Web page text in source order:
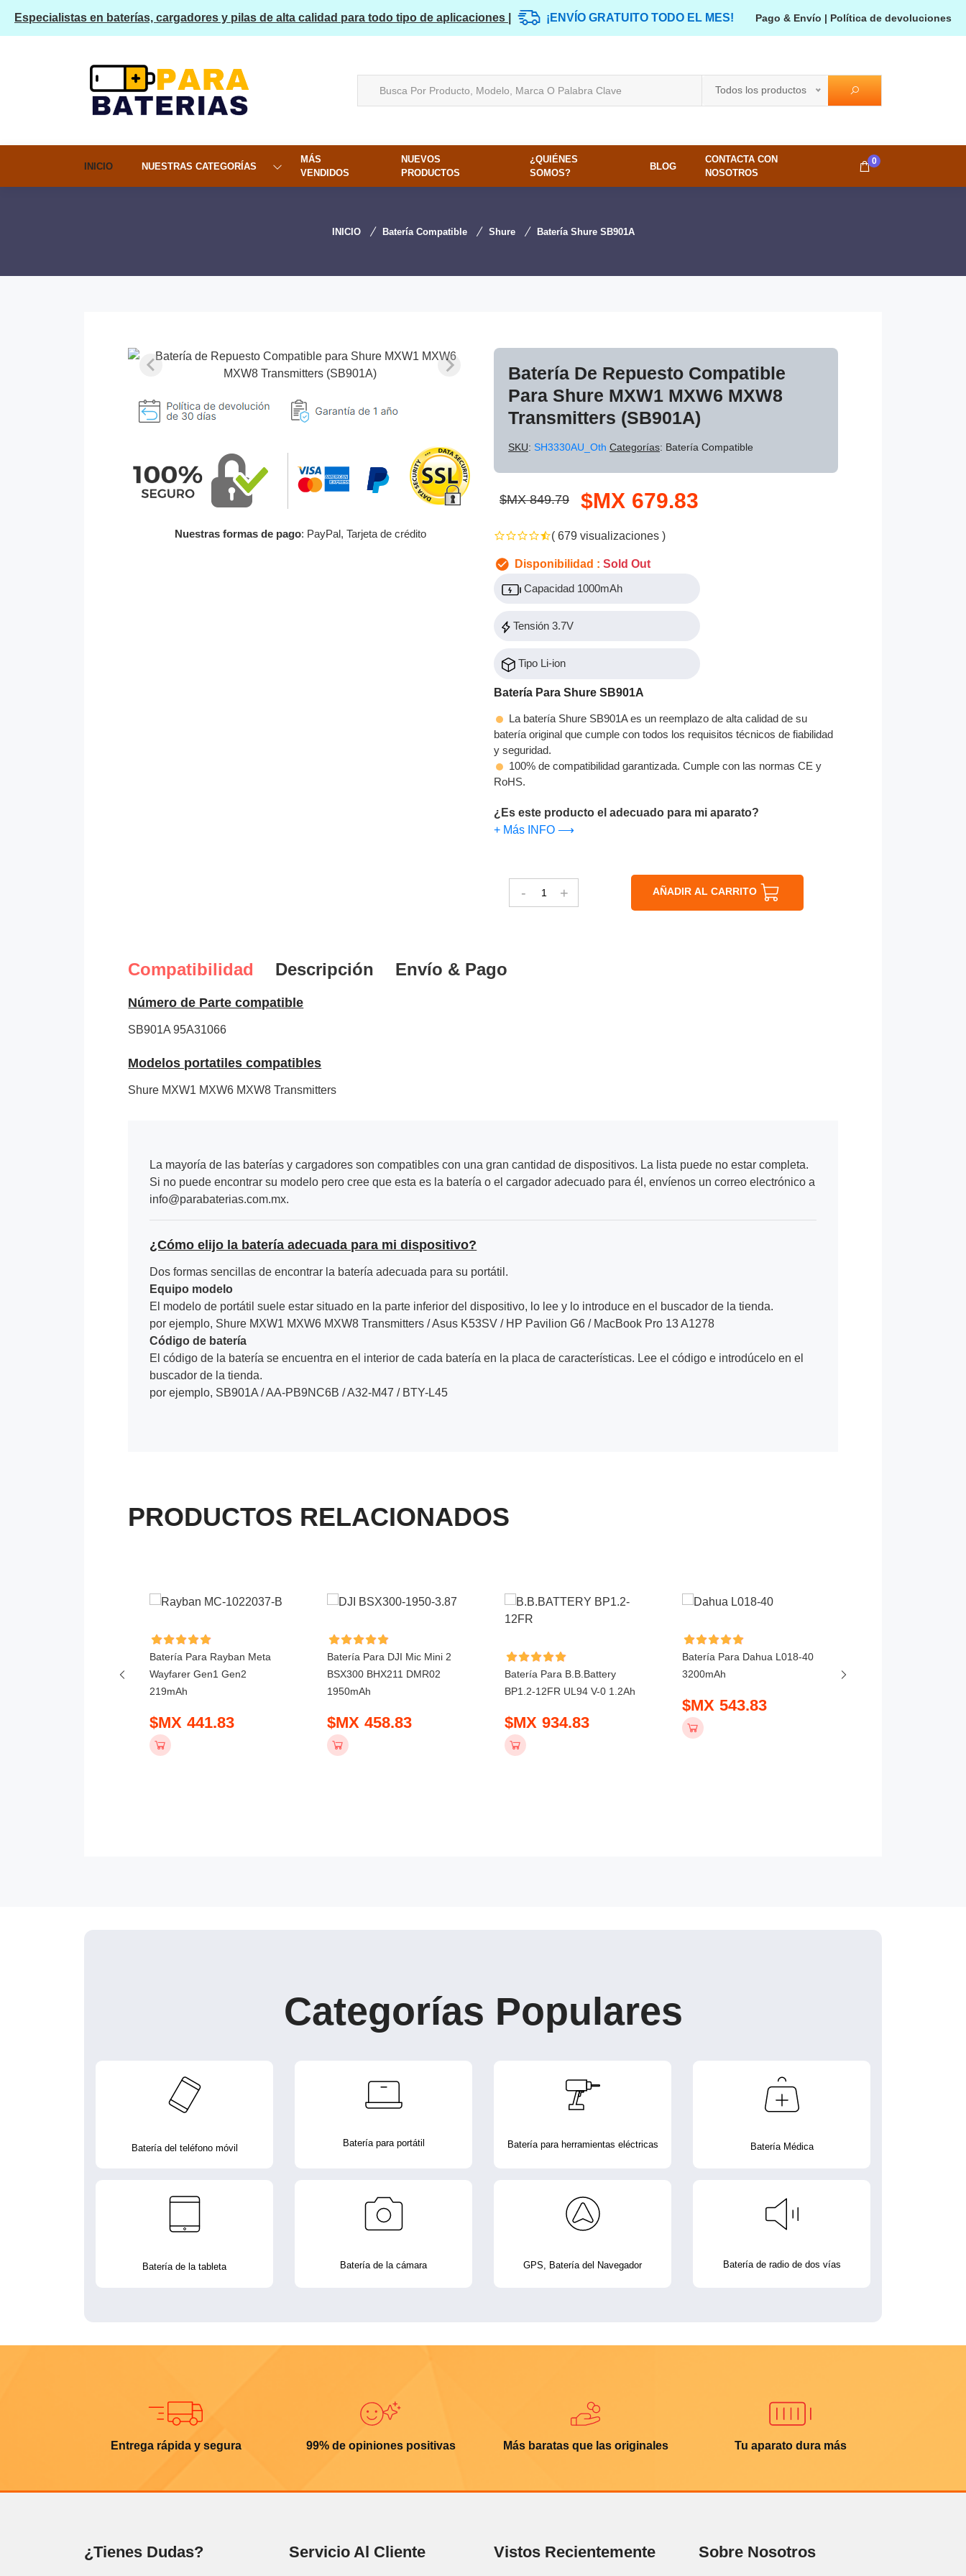
Especialistas en baterías, cargadores y pilas de alta calidad para todo tipo de aplicaciones | ¡ENVÍO GRATUITO TODO EL MES! Pago & Envío | Política de devoluciones
Todos los productos
INICIO NUESTRAS CATEGORÍAS
MÁS
VENDIDOS
NUEVOS
PRODUCTOS
¿QUIÉNES
SOMOS?
BLOG
CONTACTA CON
NOSOTROS
0
INICIO Batería Compatible Shure Batería Shure SB901A
Nuestras formas de pago: PayPal, Tarjeta de crédito
Batería De Repuesto Compatible
Para Shure MXW1 MXW6 MXW8
Transmitters (SB901A)
SKU: SH3330AU_Oth Categorías: Batería Compatible
$MX 849.79 $MX 679.83
( 679 visualizaciones )
Disponibilidad : Sold Out
Capacidad 1000mAh
Tensión 3.7V
Tipo Li-ion
Batería Para Shure SB901A
La batería Shure SB901A es un reemplazo de alta calidad de su
batería original que cumple con todos los requisitos técnicos de fiabilidad
y seguridad.
100% de compatibilidad garantizada. Cumple con las normas CE y
RoHS.
¿Es este producto el adecuado para mi aparato?
+ Más INFO ⟶
- + AÑADIR AL CARRITO
Compatibilidad Descripción Envío & Pago
Número de Parte compatible
SB901A 95A31066
Modelos portatiles compatibles
Shure MXW1 MXW6 MXW8 Transmitters
La mayoría de las baterías y cargadores son compatibles con una gran cantidad de dispositivos. La lista puede no estar completa.
Si no puede encontrar su modelo pero cree que esta es la batería o el cargador adecuado para él, envíenos un correo electrónico a
info@parabaterias.com.mx.
¿Cómo elijo la batería adecuada para mi dispositivo?
Dos formas sencillas de encontrar la batería adecuada para su portátil.
Equipo modelo
El modelo de portátil suele estar situado en la parte inferior del dispositivo, lo lee y lo introduce en el buscador de la tienda.
por ejemplo, Shure MXW1 MXW6 MXW8 Transmitters / Asus K53SV / HP Pavilion G6 / MacBook Pro 13 A1278
Código de batería
El código de la batería se encuentra en el interior de cada batería en la placa de características. Lee el código e introdúcelo en el
buscador de la tienda.
por ejemplo, SB901A / AA-PB9NC6B / A32-M47 / BTY-L45
PRODUCTOS RELACIONADOS
Batería Para Rayban Meta
Wayfarer Gen1 Gen2
219mAh
$MX 441.83
Batería Para DJI Mic Mini 2
BSX300 BHX211 DMR02
1950mAh
$MX 458.83
Batería Para B.b.battery
BP1.2-12FR UL94 V-0 1.2Ah
$MX 934.83
Batería Para Dahua L018-40
3200mAh
$MX 543.83
Categorías Populares
Batería del teléfono móvil Batería para portátil Batería para herramientas eléctricas Batería Médica
Batería de la tableta Batería de la cámara GPS, Batería del Navegador Batería de radio de dos vías
Entrega rápida y segura 99% de opiniones positivas Más baratas que las originales Tu aparato dura más
¿Tienes Dudas? Servicio Al Cliente Vistos Recientemente Sobre Nosotros